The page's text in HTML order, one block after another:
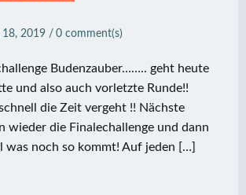
18, 2019 / 0 comment(s)
Budenzauber…….. geht heute
und also auch vorletzte Runde!!
die Zeit vergeht !! Nächste
wieder die Finalechallenge und dann
was noch so kommt! Auf jeden […]